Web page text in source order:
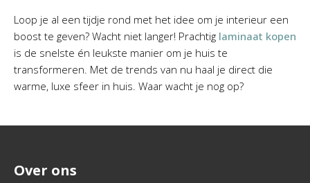
Loop je al een tijdje rond met het idee om je interieur een
boost te geven? Wacht niet langer! Prachtig laminaat kopen
is de snelste én leukste manier om je huis te
transformeren. Met de trends van nu haal je direct die
warme, luxe sfeer in huis. Waar wacht je nog op?
Over ons